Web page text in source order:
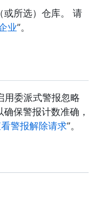
或所选）仓库。 请
业”。
委派式警报忽略
保警报计数准确，
警报解除请求”。